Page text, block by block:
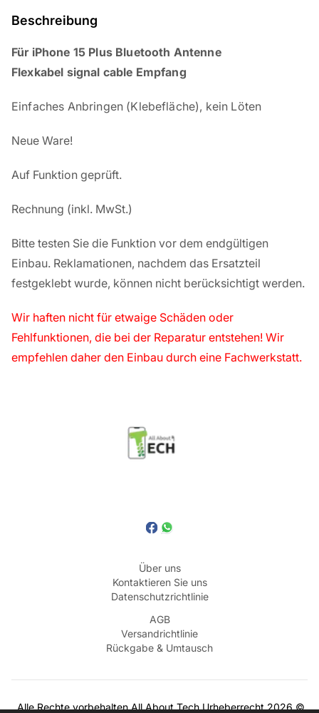
Beschreibung
Für iPhone 15 Plus Bluetooth Antenne
Flexkabel signal cable Empfang
Einfaches Anbringen (Klebefläche), kein Löten
Neue Ware!
Auf Funktion geprüft.
Rechnung (inkl. MwSt.)
Bitte testen Sie die Funktion vor dem endgültigen
Einbau. Reklamationen, nachdem das Ersatzteil
festgeklebt wurde, können nicht berücksichtigt werden.
Wir haften nicht für etwaige Schäden oder
Fehlfunktionen, die bei der Reparatur entstehen! Wir
empfehlen daher den Einbau durch eine Fachwerkstatt.
Über uns
Kontaktieren Sie uns
Datenschutzrichtlinie
AGB
Versandrichtlinie
Rückgabe & Umtausch
Alle Rechte vorbehalten All About Tech Urheberrecht 2026©